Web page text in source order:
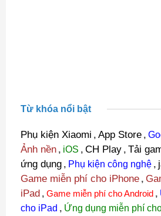
Từ khóa nổi bật
Phụ kiện Xiaomi , App Store ,
Ảnh nền , iOS , CH Play , Tải
ứng dụng , Phụ kiện công nghệ ,
Game miễn phí cho iPhone ,
iPad , Game miễn phí cho Android ,
cho iPad , Ứng dụng miễn phí